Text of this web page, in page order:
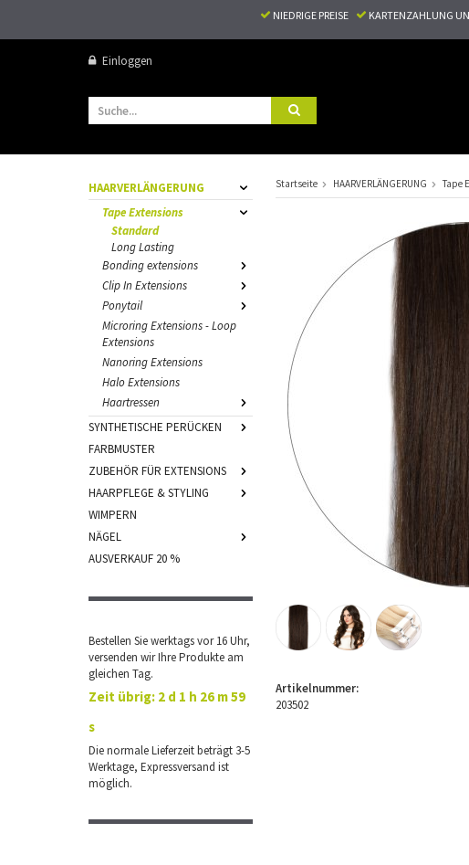
NIEDRIGE PREISE KARTENZAHLUNG
Einloggen
HAARVERLÄNGERUNG
Tape Extensions
Standard
Long Lasting
Bonding extensions
Clip In Extensions
Ponytail
Microring Extensions - Loop
Extensions
Nanoring Extensions
Halo Extensions
Haartressen
SYNTHETISCHE PERÜCKEN
FARBMUSTER
ZUBEHÖR FÜR EXTENSIONS
HAARPFLEGE & STYLING
WIMPERN
NÄGEL
AUSVERKAUF 20 %
Bestellen Sie werktags vor 16 Uhr,
versenden wir Ihre Produkte am
gleichen Tag.
Zeit übrig: 2 d 1 h 26 m 58
s
Die normale Lieferzeit beträgt 3-5
Werktage, Expressversand ist
möglich.
Startseite HAARVERLÄNGERUNG Tape
Artikelnummer:
203502